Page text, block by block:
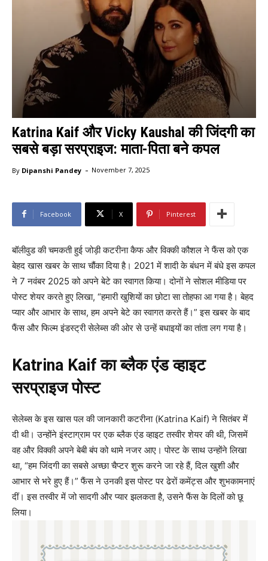
Katrina Kaif और Vicky Kaushal की जिंदगी का
सबसे बड़ा सरप्राइज: माता-पिता बने कपल
By Dipanshi Pandey - November 7, 2025
Facebook X Pinterest
बॉलीवुड की चमकती हुई जोड़ी कटरीना कैफ और विक्की कौशल ने फैंस को एक
बेहद खास खबर के साथ चौंका दिया है। 2021 में शादी के बंधन में बंधे इस कपल
ने 7 नवंबर 2025 को अपने बेटे का स्वागत किया। दोनों ने सोशल मीडिया पर
पोस्ट शेयर करते हुए लिखा, “हमारी खुशियों का छोटा सा तोहफा आ गया है। बेहद
प्यार और आभार के साथ, हम अपने बेटे का स्वागत करते हैं।” इस खबर के बाद
फैंस और फिल्म इंडस्ट्री सेलेब्स की ओर से उन्हें बधाइयों का तांता लग गया है।
Katrina Kaif का ब्लैक एंड व्हाइट
सरप्राइज पोस्ट
सेलेब्स के इस खास पल की जानकारी कटरीना (Katrina Kaif) ने सितंबर में
दी थी। उन्होंने इंस्टाग्राम पर एक ब्लैक एंड व्हाइट तस्वीर शेयर की थी, जिसमें
वह और विक्की अपने बेबी बंप को थामे नजर आए। पोस्ट के साथ उन्होंने लिखा
था, “हम जिंदगी का सबसे अच्छा चैप्टर शुरू करने जा रहे हैं, दिल खुशी और
आभार से भरे हुए हैं।” फैंस ने उनकी इस पोस्ट पर ढेरों कमेंट्स और शुभकामनाएं
दीं। इस तस्वीर में जो सादगी और प्यार झलकता है, उसने फैंस के दिलों को छू
लिया।